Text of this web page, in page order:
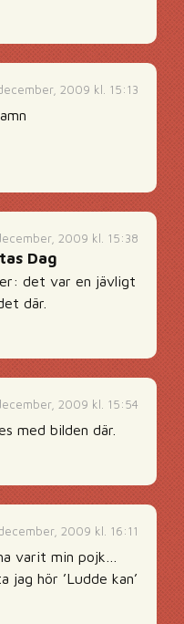
2009 kl. 15:13
2009 kl. 15:38
Dag
det var en jävligt
där.
2009 kl. 15:54
med bilden där.
2009 kl. 16:11
varit min pojk…
jag hör ’Ludde kan’